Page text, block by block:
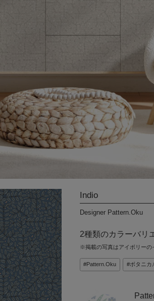
Indio
Designer Pattern.Oku
2種類のカラーバリ
※掲載の写真はアイボリーの
Pattern.Oku ボタニカ